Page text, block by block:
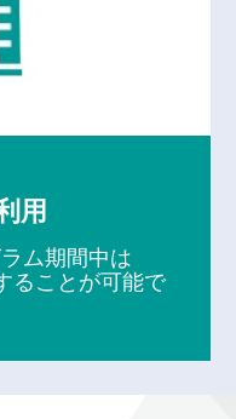
用
ム期間中は
ることが可能で